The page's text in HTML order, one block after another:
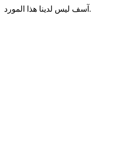
آسف ليس لدينا هذا المورد.